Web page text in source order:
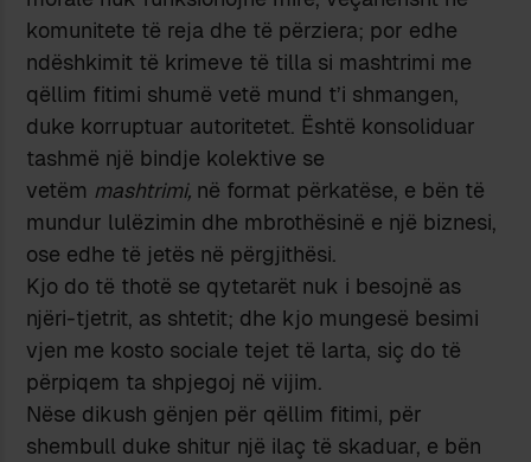
komunitete të reja dhe të përziera; por edhe
ndëshkimit të krimeve të tilla si mashtrimi me
qëllim fitimi shumë vetë mund t’i shmangen,
duke korruptuar autoritetet. Është konsoliduar
tashmë një bindje kolektive se
vetëm mashtrimi, në format përkatëse, e bën të
mundur lulëzimin dhe mbrothësinë e një biznesi,
ose edhe të jetës në përgjithësi.
Kjo do të thotë se qytetarët nuk i besojnë as
njëri-tjetrit, as shtetit; dhe kjo mungesë besimi
vjen me kosto sociale tejet të larta, siç do të
përpiqem ta shpjegoj në vijim.
Nëse dikush gënjen për qëllim fitimi, për
shembull duke shitur një ilaç të skaduar, e bën